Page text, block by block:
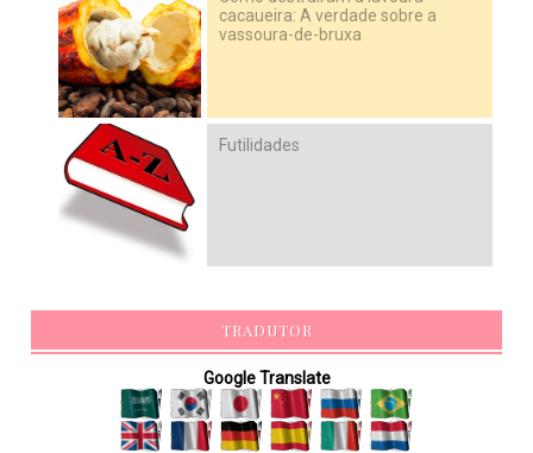
cacaueira: A verdade sobre a
vassoura-de-bruxa
Futilidades
TRADUTOR
Google Translate